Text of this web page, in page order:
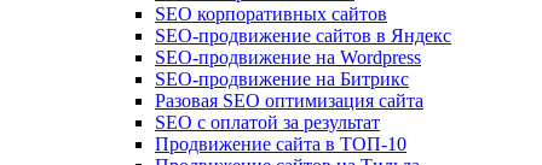
SEO корпоративных сайтов
SEO-продвижение сайтов в Яндекс
SEO-продвижение на Wordpress
SEO-продвижение на Битрикс
Разовая SEO оптимизация сайта
SEO с оплатой за результат
Продвижение сайта в ТОП-10